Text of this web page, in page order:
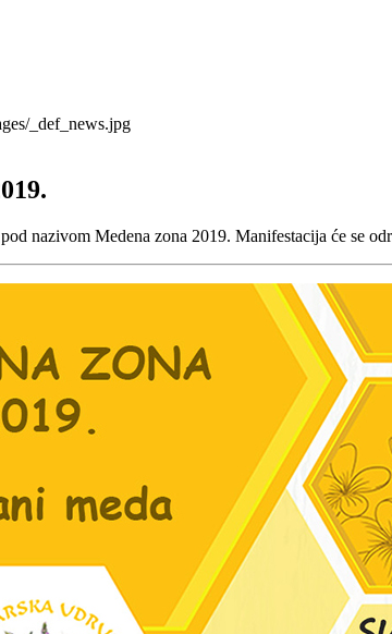
nazivom Medena zona 2019. Manifestacija će se